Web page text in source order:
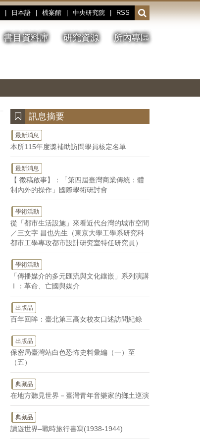
日本語 檔案館 中央研究院 RSS
開
啟
或
收
書目資料庫 研究資源 所內專區
停、
圖
圖
結
訊息摘要
最新消息
本所115年度獎補助訪問學員核定名單
最新消息
【 徵稿啟事】：「第四屆臺灣商業傳統：體
制內外的操作」國際學術研討會
學術活動
從「都市生活設施」來看近代台灣的城市空間
／三文字 昌也先生（東京大學工學系研究科
都市工學專攻都市設計研究室特任研究員）
學術活動
「傳播媒介的多元匯流與文化鑲嵌」系列演講
Ⅰ：革命、亡國與媒介
出版品
百年回眸：臺北第三高女校友口述訪問紀錄
出版品
保密局臺灣站白色恐怖史料彙編（一）至
（五）
典藏品
在地方聽見世界－臺灣青年音樂家的鄉土巡演
典藏品
讀遊世界–戰時旅行書寫(1938-1944)